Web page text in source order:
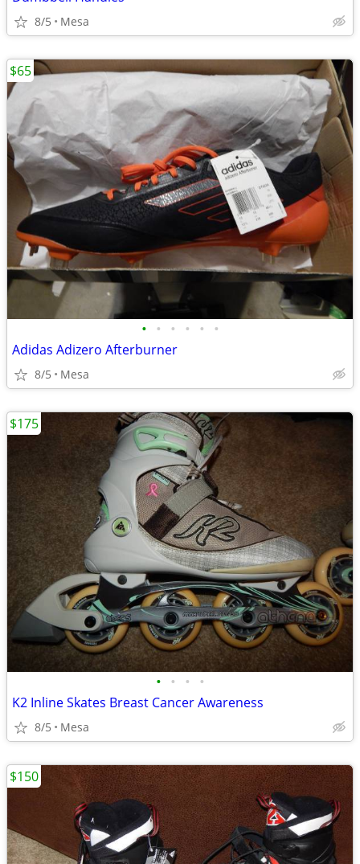
8/5 Mesa
• • • • • •
Adidas Adizero Afterburner
8/5 Mesa
$65
• • • •
K2 Inline Skates Breast Cancer Awareness
8/5 Mesa
$175
$150